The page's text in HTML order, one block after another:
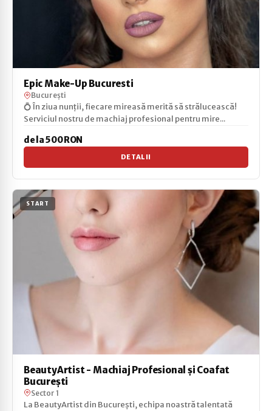
Epic Make-Up Bucuresti
București
💍 În ziua nunții, fiecare mireasă merită să strălucească!
Serviciul nostru de machiaj profesional pentru mire...
de la 500 RON
DETALII
START
BeautyArtist - Machiaj Profesional și Coafat
București
Sector 1
La BeautyArtist din București, echipa noastră talentată